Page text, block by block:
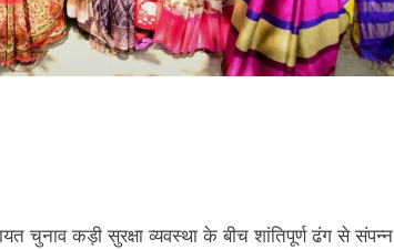
कड़ी सुरक्षा व्यवस्था के बीच शांतिपूर्ण ढंग से संपन्न